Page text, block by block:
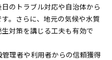
のトラブル対応や自治体から
。さらに、地元の気候や水質
対策を講じる工夫も有効で
理者や利用者からの信頼獲得